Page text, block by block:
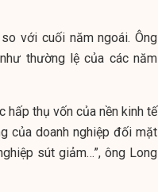
với cuối năm ngoái. Ông
thường lệ của các năm
hấp thụ vốn của nền kinh tế
của doanh nghiệp đối mặt
sút giảm…”, ông Long